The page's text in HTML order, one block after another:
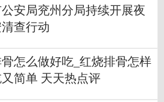
安局兖州分局持续开展夜
查行动
怎么做好吃_红烧排骨怎样
简单 天天热点评